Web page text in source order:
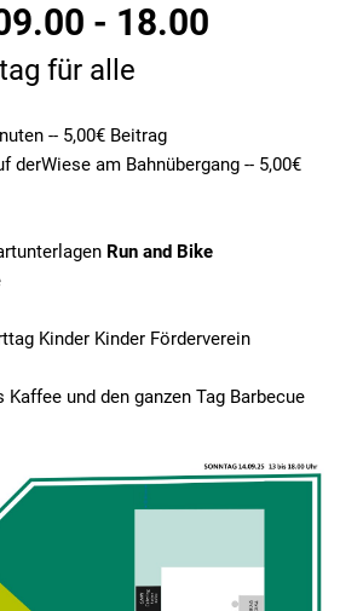
- 18.00
für alle
-- 5,00€ Beitrag
derWiese am Bahnübergang -- 5,00€
Run and Bike
Kinder Kinder Förderverein
und den ganzen Tag Barbecue